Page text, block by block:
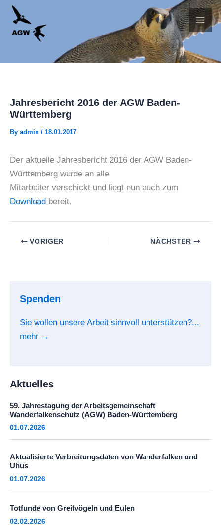
Skip
content
Jahresbericht 2016 der AGW Baden-
Württemberg
By admin / 18.01.2017
Der aktuelle Jahresbericht 2016 der AGW Baden-
Württemberg wurde an alle
Mitarbeiter verschickt und liegt nun auch zum
Download bereit.
VORIGER NÄCHSTER
Spenden
Sie wollen unsere Arbeit sinnvoll unterstützen?...
mehr →
Aktuelles
59. Jahrestagung der Arbeitsgemeinschaft
Wanderfalkenschutz (AGW) Baden-Württemberg
01.07.2026
Aktualisierte Verbreitungsdaten von Wanderfalken und
Uhus
01.07.2026
Totfunde von Greifvögeln und Eulen
02.02.2026